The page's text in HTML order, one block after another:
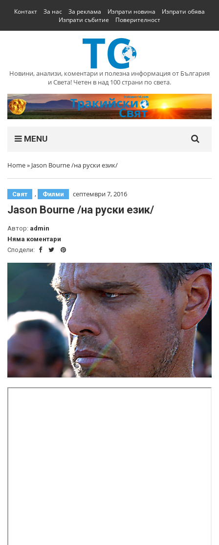
Контакт За нас За реклама Изпрати новина
Изпрати обява
Изпрати събитие
Поверителност
Новини, анализи, коментари и полезна информация от България
и Света! Четен в над 100 страни по света.
MENU
Home» Jason Bourne /на руски език/
Свят , Филми септември 7, 2016
Jason Bourne /на руски език/
Автор: admin
Няма коментари
Сподели: